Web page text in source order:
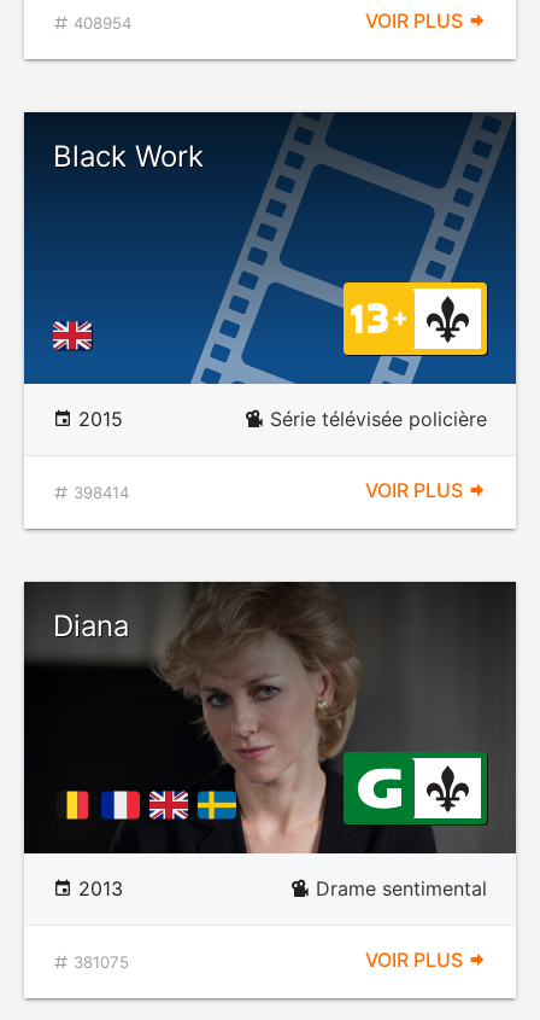
408954 VOIR PLUS
Black Work
2015 Série télévisée policière
398414 VOIR PLUS
Diana
2013 Drame sentimental
381075 VOIR PLUS